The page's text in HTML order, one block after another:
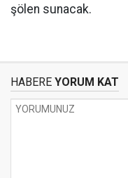
şölen sunacak.
HABERE YORUM KAT